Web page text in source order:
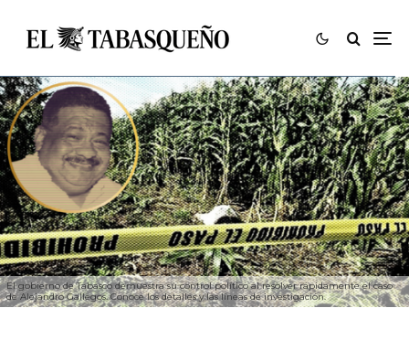
El gobierno de Tabasco demuestra su control político al resolver rápidamente el caso
de Alejandro Gallegos. Conoce los detalles y las líneas de investigación.